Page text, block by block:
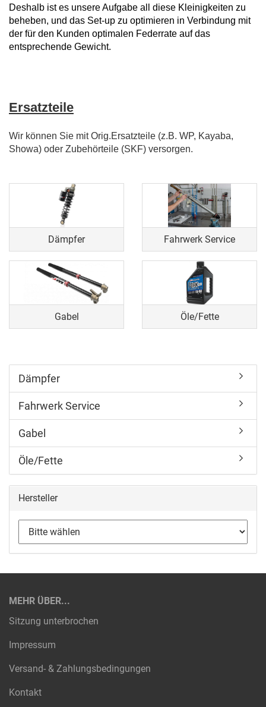
Deshalb ist es unsere Aufgabe all diese Kleinigkeiten zu
beheben, und das Set-up zu optimieren in Verbindung mit
der für den Kunden optimalen Federrate auf das
entsprechende Gewicht.
Ersatzteile
Wir können Sie mit Orig.Ersatzteile (z.B. WP, Kayaba,
Showa) oder Zubehörteile (SKF) versorgen.
Dämpfer Fahrwerk Service
Gabel Öle/Fette
Dämpfer
Fahrwerk Service
Gabel
Öle/Fette
Hersteller
MEHR ÜBER...
Sitzung unterbrochen
Impressum
Versand- & Zahlungsbedingungen
Kontakt